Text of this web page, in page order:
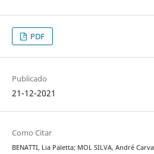
PDF
Publicado
21-12-2021
Como Citar
BENATTI, Lia Paletta; MOL SILVA, André